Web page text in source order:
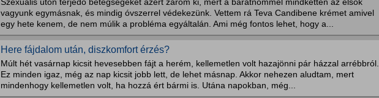
Szexuális úton terjedo betegségeket azért zárom ki, mert a barátnommel mindketten az elsok
vagyunk egymásnak, és mindig óvszerrel védekezünk. Vettem rá Teva Candibene krémet amivel
egy hete kenem, de nem múlik a probléma egyáltalán. Ami még fontos lehet, hogy a...
Here fájdalom után, diszkomfort érzés?
Múlt hét vasárnap kicsit hevesebben fájt a herém, kellemetlen volt hazajönni pár házzal arrébbról.
Ez minden igaz, még az nap kicsit jobb lett, de lehet másnap. Akkor nehezen aludtam, mert
mindenhogy kellemetlen volt, ha hozzá ért bármi is. Utána napokban, még...